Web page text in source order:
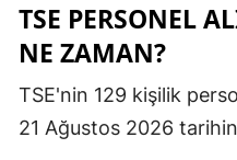
TSE PERSONEL
NE ZAMAN?
TSE'nin 129 kişilik
21 Ağustos 2026